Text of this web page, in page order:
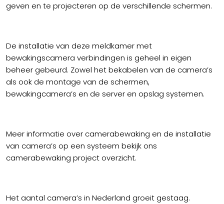
geven en te projecteren op de verschillende schermen.
De installatie van deze meldkamer met
bewakingscamera verbindingen is geheel in eigen
beheer gebeurd. Zowel het bekabelen van de camera’s
als ook de montage van de schermen,
bewakingcamera’s en de server en opslag systemen.
Meer informatie over camerabewaking en de installatie
van camera’s op een systeem bekijk ons
camerabewaking project overzicht.
Het aantal camera’s in Nederland groeit gestaag.